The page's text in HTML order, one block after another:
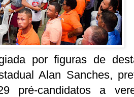
por figuras de
Alan Sanches,
pré-candidatos a